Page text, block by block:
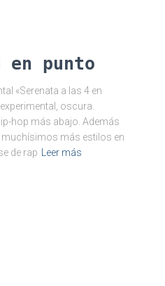
en punto
«Serenata a las 4 en
oscura.
hop más abajo. Además
muchísimos más estilos en
de rap
Leer más